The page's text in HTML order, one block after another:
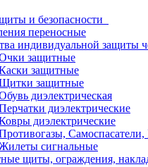
и безопасности
переносные
индивидуальной защиты
защитные
защитные
защитные
диэлектрическая
диэлектрические
диэлектрические
сигнальные
щиты, ограждения,